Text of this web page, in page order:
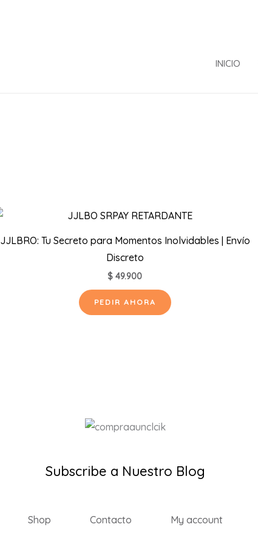
INICIO
JJLBRO: Tu Secreto para Momentos Inolvidables | Envío
Discreto
$ 49.900
PEDIR AHORA
Subscribe a Nuestro Blog
Shop Contacto My account